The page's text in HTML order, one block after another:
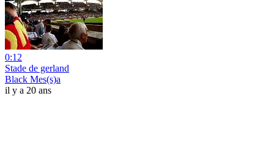
0:12
Stade de gerland
Black Mes(s)a
il y a 20 ans